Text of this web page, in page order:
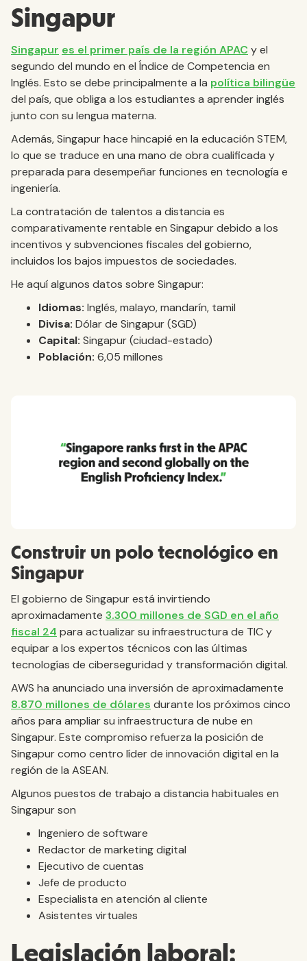
Singapur
Singapur es el primer país de la región APAC y el
segundo del mundo en el Índice de Competencia en
Inglés. Esto se debe principalmente a la política bilingüe
del país, que obliga a los estudiantes a aprender inglés
junto con su lengua materna.
Además, Singapur hace hincapié en la educación STEM,
lo que se traduce en una mano de obra cualificada y
preparada para desempeñar funciones en tecnología e
ingeniería.
La contratación de talentos a distancia es
comparativamente rentable en Singapur debido a los
incentivos y subvenciones fiscales del gobierno,
incluidos los bajos impuestos de sociedades.
He aquí algunos datos sobre Singapur:
Idiomas: Inglés, malayo, mandarín, tamil
Divisa: Dólar de Singapur (SGD)
Capital: Singapur (ciudad-estado)
Población: 6,05 millones
Construir un polo tecnológico en
Singapur
El gobierno de Singapur está invirtiendo
aproximadamente 3.300 millones de SGD en el año
fiscal 24 para actualizar su infraestructura de TIC y
equipar a los expertos técnicos con las últimas
tecnologías de ciberseguridad y transformación digital.
AWS ha anunciado una inversión de aproximadamente
8.870 millones de dólares durante los próximos cinco
años para ampliar su infraestructura de nube en
Singapur. Este compromiso refuerza la posición de
Singapur como centro líder de innovación digital en la
región de la ASEAN.
Algunos puestos de trabajo a distancia habituales en
Singapur son
Ingeniero de software
Redactor de marketing digital
Ejecutivo de cuentas
Jefe de producto
Especialista en atención al cliente
Asistentes virtuales
Legislación laboral: